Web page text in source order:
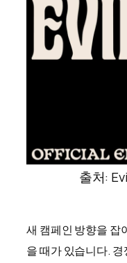
출처:
새 캠페인 방향을 잡
을 때가 있습니다.